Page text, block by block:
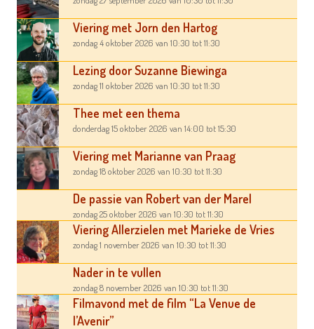
Viering met Jorn den Hartog
zondag 4 oktober 2026 van 10:30 tot 11:30
Lezing door Suzanne Biewinga
zondag 11 oktober 2026 van 10:30 tot 11:30
Thee met een thema
donderdag 15 oktober 2026 van 14:00 tot 15:30
Viering met Marianne van Praag
zondag 18 oktober 2026 van 10:30 tot 11:30
De passie van Robert van der Marel
zondag 25 oktober 2026 van 10:30 tot 11:30
Viering Allerzielen met Marieke de Vries
zondag 1 november 2026 van 10:30 tot 11:30
Nader in te vullen
zondag 8 november 2026 van 10:30 tot 11:30
Filmavond met de film “La Venue de
l’Avenir”